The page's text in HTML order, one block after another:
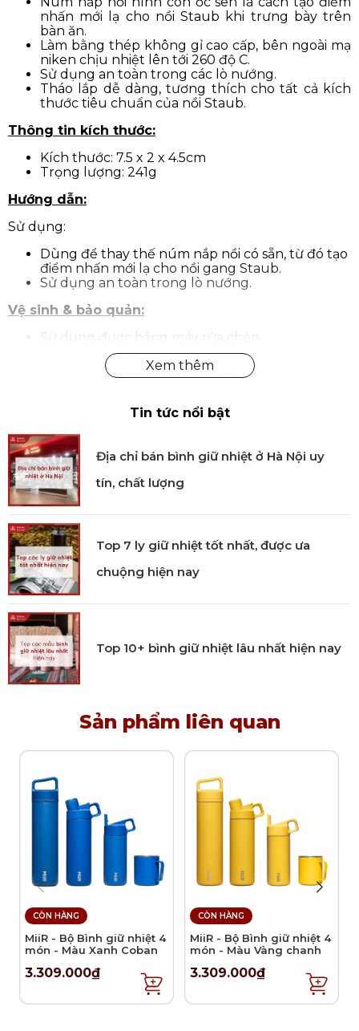
nhấn mới lạ cho nồi Staub khi trưng bày trên
bàn ăn.
Làm bằng thép không gỉ cao cấp, bên ngoài mạ
niken chịu nhiệt lên tới 260 độ C.
Sử dụng an toàn trong các lò nướng.
Tháo lắp dễ dàng, tương thích cho tất cả kích
thước tiêu chuẩn của nồi Staub.
Thông tin kích thước:
Kích thước: 7.5 x 2 x 4.5cm
Trọng lượng: 241g
Hướng dẫn:
Sử dụng:
Dùng để thay thế núm nắp nồi có sẵn, từ đó tạo
điểm nhấn mới lạ cho nồi gang Staub.
Sử dụng an toàn trong lò nướng.
Vệ sinh & bảo quản:
Sử dụng được bằng máy rửa chén.
Khuyến khích rửa sản phẩm bằng tay.
Dùng khăn mềm vệ sinh sản phẩm, không dùng
đồ chà xoong.
Tại Kitchen Koncept, chúng tôi cung cấp sản phẩm
núm nồi hình ốc sên STAUB
được kiểm định rõ ràng bởi các cơ quan chức năng.
Mua hàng tại Kitchen Koncept khách hàng sẽ yên
tâm khi nhận được đầy đủ chế độ bảo hành và dịch
vụ hậu mãi chúng tôi đem đến.
Tin tức nổi bật
Địa chỉ bán bình giữ nhiệt ở Hà Nội uy
tín, chất lượng
Top 7 ly giữ nhiệt tốt nhất, được ưa
chuộng hiện nay
Top 10+ bình giữ nhiệt lâu nhất hiện nay
Sản phẩm liên quan
CÒN HÀNG
MiiR - Bộ Bình giữ nhiệt 4
món - Màu Xanh Coban
3.309.000₫
CÒN HÀNG
MiiR - Bộ Bình giữ nhiệt 4
món - Màu Vàng chanh
3.309.000₫